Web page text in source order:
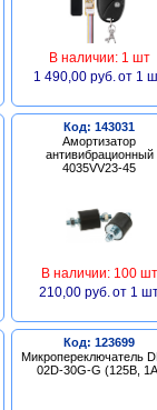
В наличии: 1 шт
1 490,00 руб. от 1
Код: 143031
Амортизатор
антивибрационный
4035VV23-45
В наличии: 100 шт
210,00 руб. от 1
Код: 123699
Микропереключатель
02D-30G-G (125В,